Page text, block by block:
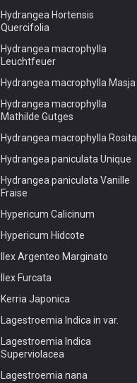
Hydrangea Hortensis
Quercifolia
Hydrangea macrophylla
Leuchtfeuer
Hydrangea macrophylla Masja
Hydrangea macrophylla
Mathilde Gutges
Hydrangea macrophylla Rosita
Hydrangea paniculata Unique
Hydrangea paniculata Vanille
Fraise
Hypericum Calicinum
Hypericum Hidcote
Ilex Argenteo Marginato
Ilex Furcata
Kerria Japonica
Lagestroemia Indica in var.
Lagestroemia Indica
Superviolacea
Lagestroemia nana